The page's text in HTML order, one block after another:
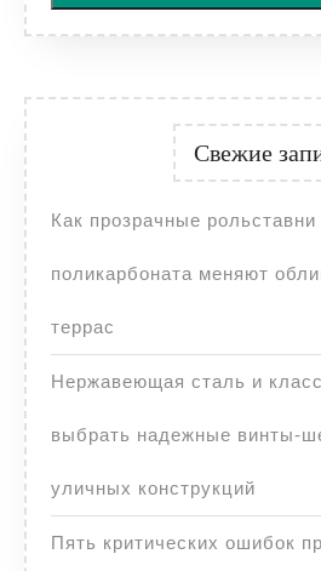
Свежие
Как прозрачные рольставни
поликарбоната меняют
террас
Нержавеющая сталь и
выбрать надежные винты-
уличных конструкций
Пять критических ошибок